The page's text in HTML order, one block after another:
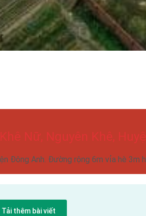
Nữ, Nguyên Khê,
Đông Anh. Đường rộng 6m vỉa hè
Tải thêm bài viết